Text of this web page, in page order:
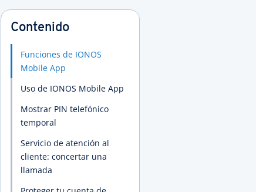
Contenido
Funciones de IONOS
Mobile App
Uso de IONOS Mobile App
Mostrar PIN telefónico
temporal
Servicio de atención al
cliente: concertar una
llamada